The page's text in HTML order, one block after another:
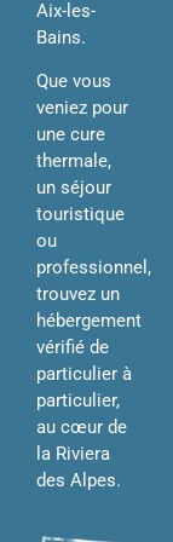
Aix-les-
Bains.
Que vous
veniez pour
une cure
thermale,
un séjour
touristique
ou
professionnel,
trouvez un
hébergement
vérifié de
particulier à
particulier,
au cœur de
la Riviera
des Alpes.